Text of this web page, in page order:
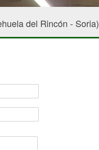
del Rincón - Soria)